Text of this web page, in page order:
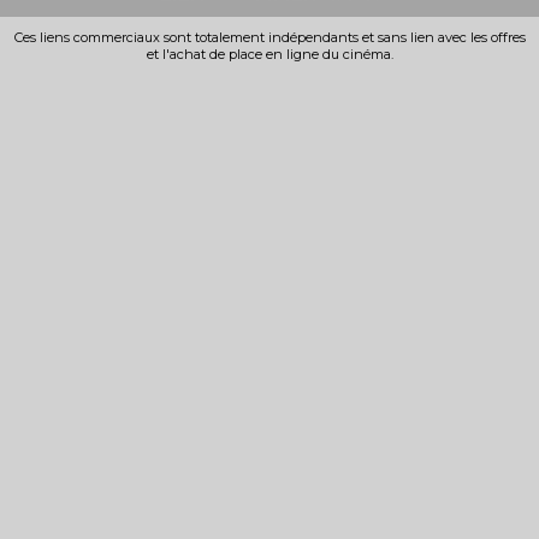
Ces liens commerciaux sont totalement indépendants et sans lien avec les offres
et l'achat de place en ligne du cinéma.